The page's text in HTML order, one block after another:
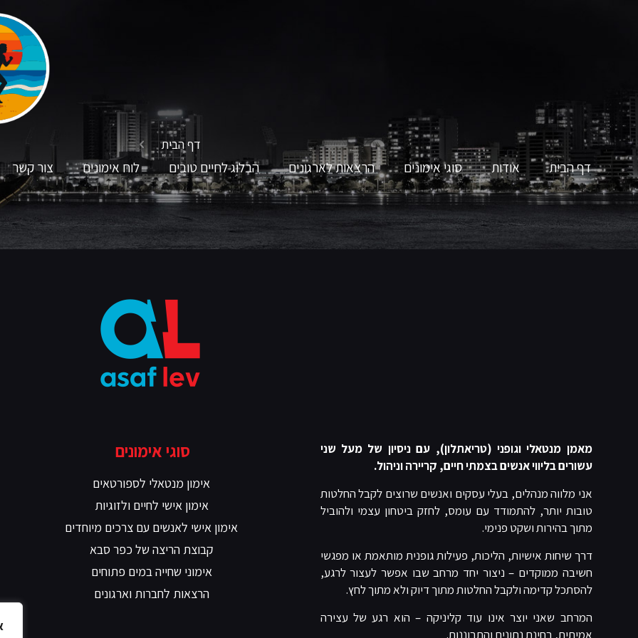
דף הבית אודות סוגי אימונים הרצאות לארגונים הבלוג לחיים טובים לוח אימונים צור קשר
דף הבית
מאמן מנטאלי וגופני (טריאתלון), עם ניסיון של מעל שני
עשורים בליווי אנשים בצמתי חיים, קריירה וניהול.
אני מלווה מנהלים, בעלי עסקים ואנשים שרוצים לקבל החלטות
טובות יותר, להתמודד עם עומס, לחזק ביטחון עצמי ולהוביל
מתוך בהירות ושקט פנימי.
דרך שיחות אישיות, הליכות, פעילות גופנית מותאמת או מפגשי
חשיבה ממוקדים – ניצור יחד מרחב שבו אפשר לעצור לרגע,
להסתכל קדימה ולקבל החלטות מתוך דיוק ולא מתוך לחץ.
המרחב שאני יוצר אינו עוד קליניקה – הוא רגע של עצירה
אמיתית, בחינת נתונים והתבוננות.
סוגי אימונים
אימון מנטאלי לספורטאים
אימון אישי לחיים ולזוגיות
אימון אישי לאנשים עם צרכים מיוחדים
קבוצת הריצה של כפר סבא
אימוני שחייה במים פתוחים
הרצאות לחברות וארגונים